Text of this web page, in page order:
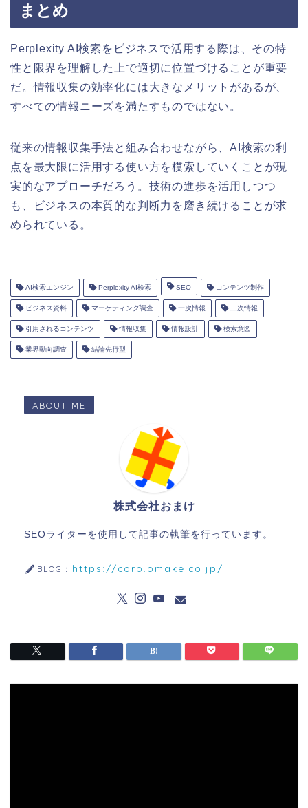
まとめ
Perplexity AI検索をビジネスで活用する際は、その特
性と限界を理解した上で適切に位置づけることが重要
だ。情報収集の効率化には大きなメリットがあるが、
すべての情報ニーズを満たすものではない。
従来の情報収集手法と組み合わせながら、AI検索の利
点を最大限に活用する使い方を模索していくことが現
実的なアプローチだろう。技術の進歩を活用しつつ
も、ビジネスの本質的な判断力を磨き続けることが求
められている。
AI検索エンジン Perplexity AI検索 SEO コンテンツ制作
ビジネス資料 マーケティング調査 一次情報 二次情報
引用されるコンテンツ 情報収集 情報設計 検索意図
業界動向調査 結論先行型
ABOUT ME
株式会社おまけ
SEOライターを使用して記事の執筆を行っています。
BLOG： https://corp.omake.co.jp/